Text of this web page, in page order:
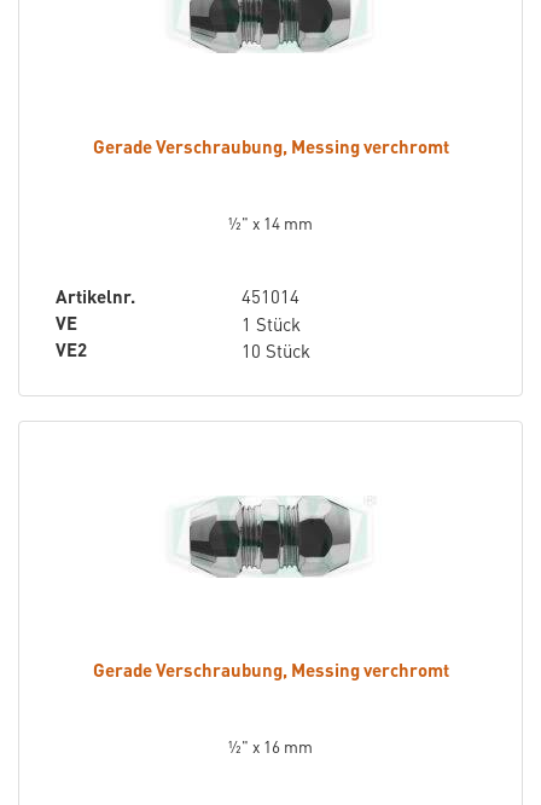
Gerade Verschraubung, Messing verchromt
½" x 14 mm
Artikelnr.
451014
VE
1 Stück
VE2
10 Stück
Gerade Verschraubung, Messing verchromt
½" x 16 mm